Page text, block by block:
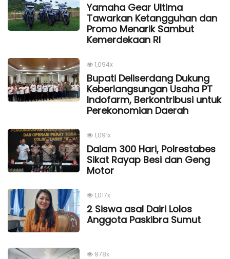
Yamaha Gear Ultima
Tawarkan Ketangguhan dan
Promo Menarik Sambut
Kemerdekaan Rl
1,094x
Bupati Deliserdang Dukung
Keberlangsungan Usaha PT
Indofarm, Berkontribusi untuk
Perekonomian Daerah
1,091x
Dalam 300 Hari, Polrestabes
Sikat Rayap Besi dan Geng
Motor
1,017x
2 Siswa asal Dairi Lolos
Anggota Paskibra Sumut
978x